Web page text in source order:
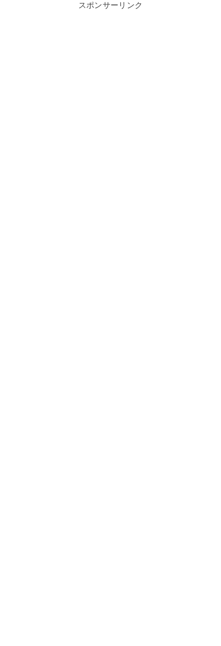
スポンサーリンク